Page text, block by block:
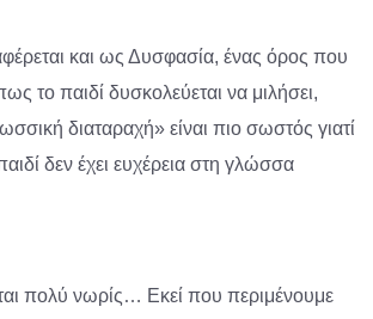
και ως Δυσφασία, ένας όρος που
το παιδί δυσκολεύεται να μιλήσει,
διαταραχή» είναι πιο σωστός γιατί
δεν έχει ευχέρεια στη γλώσσα
πολύ νωρίς… Εκεί που περιμένουμε